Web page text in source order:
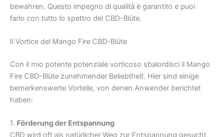
bewahren. Questo impegno di qualità è garantito e puoi
farlo con tutto lo spettro del CBD-Blüte.
Il Vortice del Mango Fire CBD-Blüte
Con il mio potente potenziale vorticoso sbalordisci il Mango
Fire CBD-Blüte zunehmender Beliebtheit. Hier sind einige
bemerkenswerte Vorteile, von denen Anwender berichtet
haben:
1. Förderung der Entspannung
CBD wird oft als natürlicher Weg zur Entspannung gesucht,